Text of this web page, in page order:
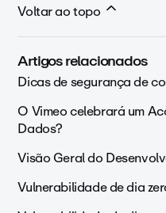
Voltar ao topo
Artigos relacionados
Dicas de segurança de
O Vimeo celebrará um
Dados?
Visão Geral do
Vulnerabilidade de dia